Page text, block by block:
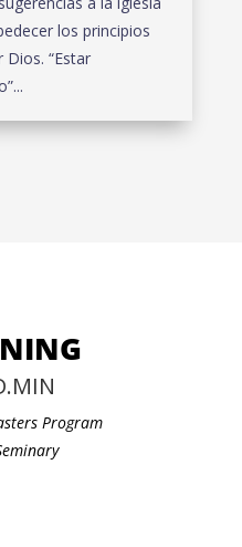
los principios
“Estar
Program